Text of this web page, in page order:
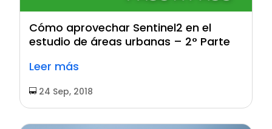
Cómo aprovechar Sentinel2 en el
estudio de áreas urbanas – 2° Parte
Leer más
24 Sep, 2018